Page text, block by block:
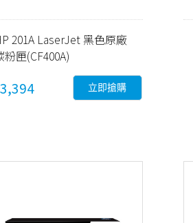
201A LaserJet 黑色原廠
粉匣(CF400A)
立即搶購